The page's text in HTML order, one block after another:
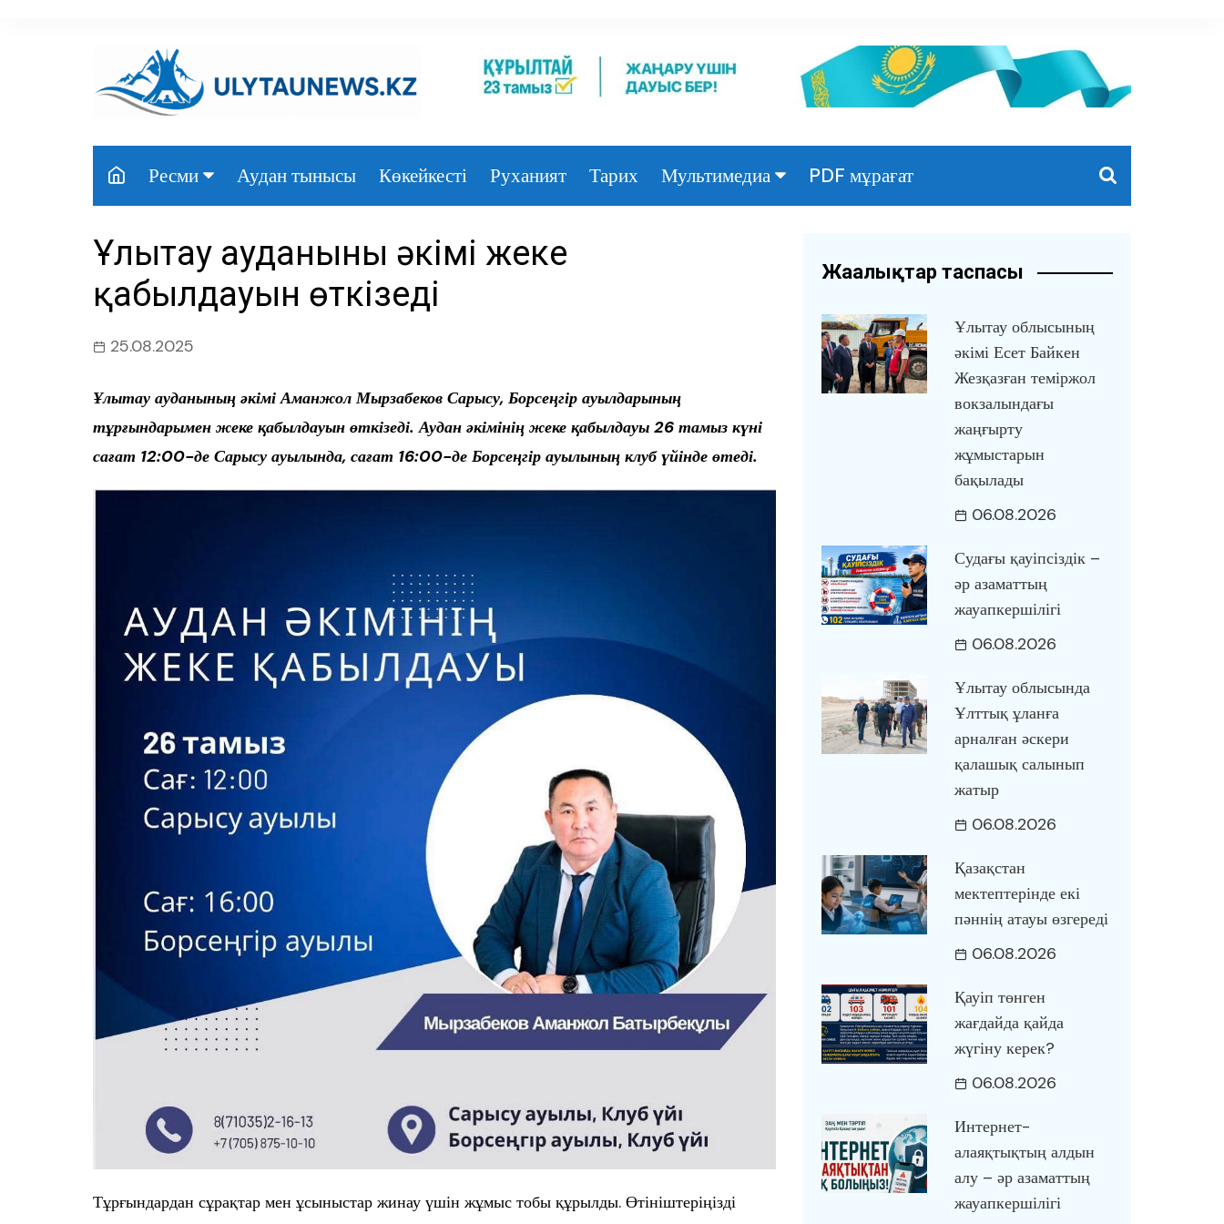
Ресми
Үкімет
Парламент
Облыс әкімдігі
Аудан тынысы Көкейкесті Руханият Тарих Мультимедиа PDF мұрағат
Ұлытау ауданының әкімі жеке
қабылдауын өткізеді
25.08.2025
Ұлытау ауданының әкімі Аманжол Мырзабеков Сарысу, Борсеңгір ауылдарының
тұрғындарымен жеке қабылдауын өткізеді. Аудан әкімінің жеке қабылдауы 26 тамыз күні
сағат 12:00-де Сарысу ауылында, сағат 16:00-де Борсеңгір ауылының клуб үйінде өтеді.
Тұрғындардан сұрақтар мен ұсыныстар жинау үшін жұмыс тобы құрылды. Өтініштеріңізді
Жаңалықтар таспасы
Ұлытау облысының
әкімі Есет Байкен
Жезқазған теміржол
вокзалындағы
жаңғырту
жұмыстарын
бақылады
06.08.2026
Судағы қауіпсіздік –
әр азаматтың
жауапкершілігі
06.08.2026
Ұлытау облысында
Ұлттық ұланға
арналған әскери
қалашық салынып
жатыр
06.08.2026
Қазақстан
мектептерінде екі
пәннің атауы өзгереді
06.08.2026
Қауіп төнген
жағдайда қайда
жүгіну керек?
06.08.2026
Интернет-
алаяқтықтың алдын
алу – әр азаматтың
жауапкершілігі